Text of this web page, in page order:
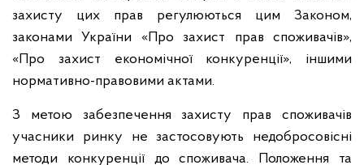
захисту цих прав регулюються цим Законом,
законами України «Про захист прав споживачів»,
«Про захист економічної конкуренції», іншими
нормативно-правовими актами.
З метою забезпечення захисту прав споживачів
учасники ринку не застосовують недобросовісні
методи конкуренції до споживача. Положення та